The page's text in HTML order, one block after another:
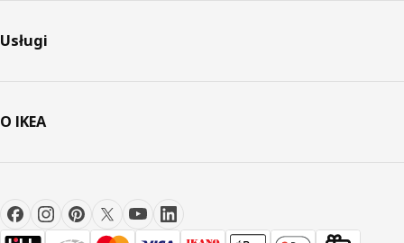
Usługi
O IKEA